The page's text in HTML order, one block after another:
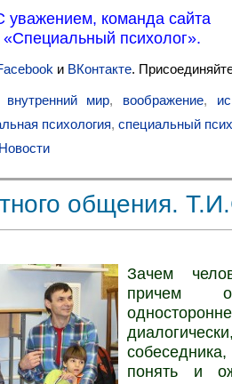
уважением, команда сайта
«Специальный психолог».
и ВКонтакте.
внутренний мир, воображение,
психология, специальный
Новости
общения.
Зачем
причем
понять и